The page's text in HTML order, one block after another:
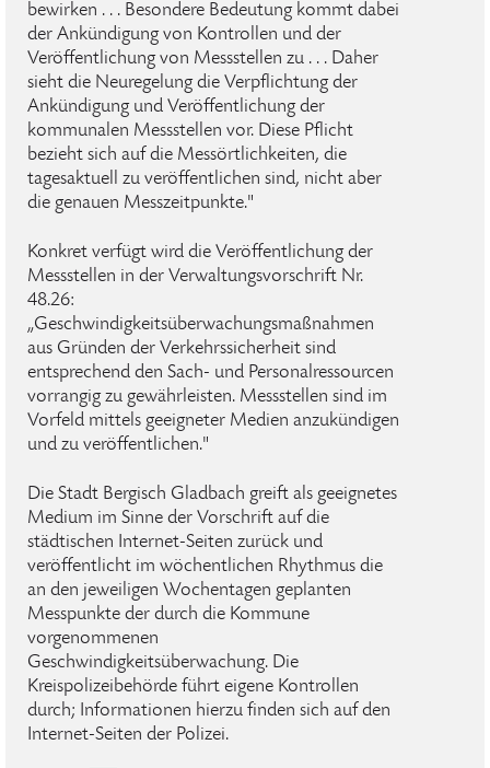
bewirken . . . Besondere Bedeutung kommt dabei
der Ankündigung von Kontrollen und der
Veröffentlichung von Messstellen zu . . . Daher
sieht die Neuregelung die Verpflichtung der
Ankündigung und Veröffentlichung der
kommunalen Messstellen vor. Diese Pflicht
bezieht sich auf die Messörtlichkeiten, die
tagesaktuell zu veröffentlichen sind, nicht aber
die genauen Messzeitpunkte."
Konkret verfügt wird die Veröffentlichung der
Messstellen in der Verwaltungsvorschrift Nr.
48.26:
„Geschwindigkeitsüberwachungsmaßnahmen
aus Gründen der Verkehrssicherheit sind
entsprechend den Sach- und Personalressourcen
vorrangig zu gewährleisten. Messstellen sind im
Vorfeld mittels geeigneter Medien anzukündigen
und zu veröffentlichen."
Die Stadt Bergisch Gladbach greift als geeignetes
Medium im Sinne der Vorschrift auf die
städtischen Internet-Seiten zurück und
veröffentlicht im wöchentlichen Rhythmus die
an den jeweiligen Wochentagen geplanten
Messpunkte der durch die Kommune
vorgenommenen
Geschwindigkeitsüberwachung. Die
Kreispolizeibehörde führt eigene Kontrollen
durch; Informationen hierzu finden sich auf den
Internet-Seiten der Polizei.